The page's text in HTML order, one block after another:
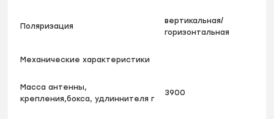
Поляризация
вертикальная/
горизонтальная
Механические характеристики
Масса антенны,
крепления,бокса, удлиннителя г
3900